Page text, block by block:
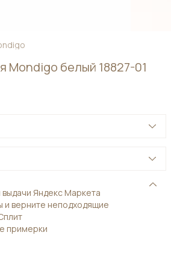
Mondigo белый 18827-01
выдачи Яндекс Маркета
и верните неподходящие
примерки